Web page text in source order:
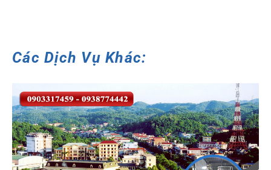
Các Dịch Vụ Khác: